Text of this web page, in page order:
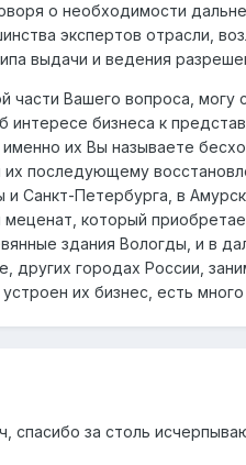
о необходимости
экспертов отрасли,
выдачи и ведения
части Вашего вопроса,
интересе бизнеса к
их Вы называете
их последующему
Санкт-Петербурга, в
который
здания Вологды, и в
других городах России,
устроен их бизнес, есть
спасибо за столь